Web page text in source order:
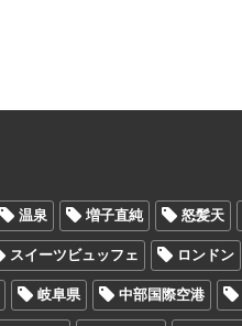
温泉 増子直純 怒髪天
スイーツビュッフェ ロンドン
岐阜県 中部国際空港